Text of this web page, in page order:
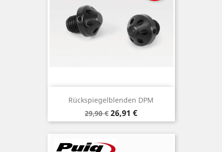
Rückspiegelblenden DPM
Verkaufspreis
29,90 € Preis
26,91 €